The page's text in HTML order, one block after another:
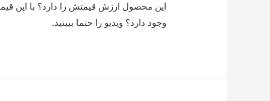
این محصول ارزش قیمتش را دارد؟ با این
وجود دارد؟ ویدیو را حتما ببینید.